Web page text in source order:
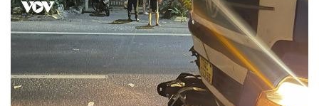
Thể thao
Bóng đá
Lịch thi đấu bóng đá
Thế giới thể thao
eSports
Ô tô - Xe máy
Ô tô
Xe máy
Tư vấn